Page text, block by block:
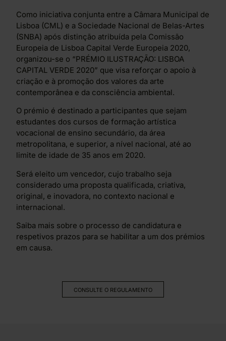
Como iniciativa conjunta entre a Câmara Municipal de
Lisboa (CML) e a Sociedade Nacional de Belas-Artes
(SNBA) após distinção atribuída pela Comissão
Europeia de Lisboa Capital Verde Europeia 2020,
organizou-se o “PRÉMIO ILUSTRAÇÃO: LISBOA
CAPITAL VERDE 2020” que visa reforçar o apoio à
criação e à promoção dos valores da arte
contemporânea e da consciência ambiental.
O prémio é destinado a participantes que sejam
estudantes dos cursos de formação artística
vocacional de ensino secundário, da área
metropolitana, e superior, a nível nacional, até ao
limite de idade de 35 anos em 2020.
Será eleito um vencedor, cujo trabalho seja
considerado uma proposta qualificada, criativa,
original, e inovadora, no contexto nacional e
internacional.
Saiba mais sobre o processo de candidatura e
respetivos prazos para se habilitar a um dos prémios
em causa.
CONSULTE O REGULAMENTO